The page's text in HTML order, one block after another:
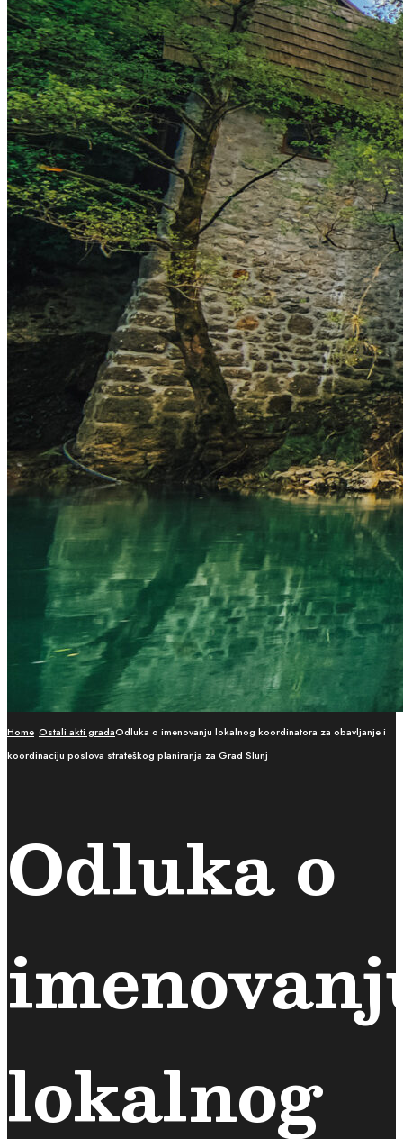
Home Ostali akti gradaOdluka o imenovanju lokalnog koordinatora za obavljanje i
koordinaciju poslova strateškog planiranja za Grad Slunj
Odluka o
lokalnog